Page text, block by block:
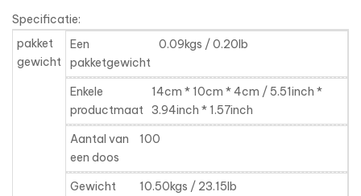
Specificatie:
pakket
gewicht
Een
pakketgewicht
0.09kgs / 0.20lb
Enkele
productmaat
14cm * 10cm * 4cm / 5.51inch *
3.94inch * 1.57inch
Aantal van
een doos
100
Gewicht
10.50kgs / 23.15lb